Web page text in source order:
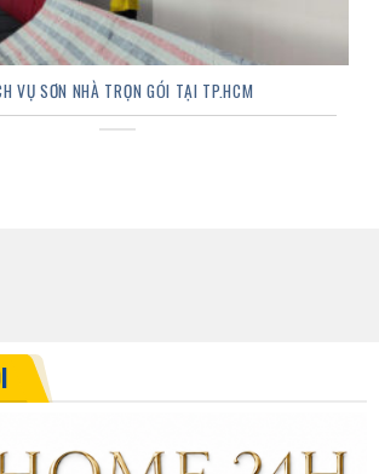
VỤ SƠN NHÀ TRỌN GÓI TẠI TP.HCM